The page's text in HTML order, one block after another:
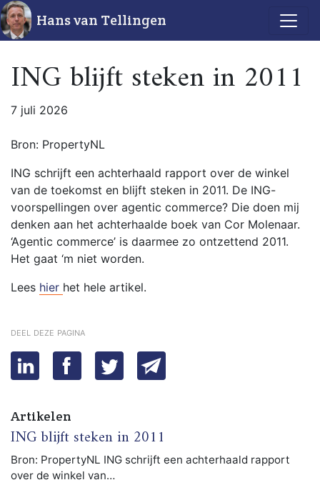
Hans van Tellingen
ING blijft steken in 2011
7 juli 2026
Bron: PropertyNL
ING schrijft een achterhaald rapport over de winkel
van de toekomst en blijft steken in 2011. De ING-
voorspellingen over agentic commerce? Die doen mij
denken aan het achterhaalde boek van Cor Molenaar.
‘Agentic commerce’ is daarmee zo ontzettend 2011.
Het gaat ‘m niet worden.
Lees hier het hele artikel.
deel deze pagina
Artikelen
ING blijft steken in 2011
Bron: PropertyNL ING schrijft een achterhaald rapport
over de winkel van…